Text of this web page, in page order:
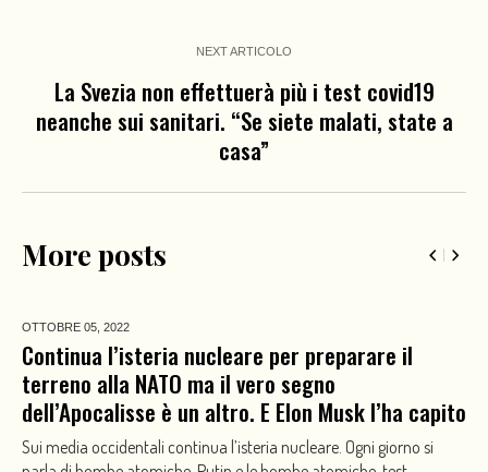
NEXT ARTICOLO
La Svezia non effettuerà più i test covid19
neanche sui sanitari. “Se siete malati, state a
casa”
More posts
OTTOBRE 05, 2022
Continua l’isteria nucleare per preparare il
terreno alla NATO ma il vero segno
dell’Apocalisse è un altro. E Elon Musk l’ha capito
Sui media occidentali continua l’isteria nucleare. Ogni giorno si